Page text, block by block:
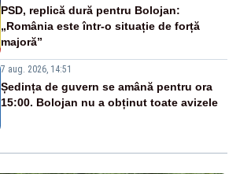
PSD, replică dură pentru Bolojan:
„România este într-o situație de forță
majoră”
7 aug. 2026, 14:51
Ședința de guvern se amână pentru ora
15:00. Bolojan nu a obținut toate avizele